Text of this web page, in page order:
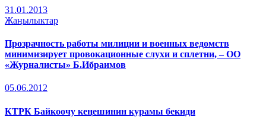
31.01.2013
Жаңылыктар
Прозрачность работы милиции и военных ведомств
минимизирует провокационные слухи и сплетни, – ОО
«Журналисты» Б.Ибраимов
05.06.2012
КТРК Байкоочу кеңешинин курамы бекиди